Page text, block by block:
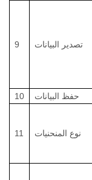
9 تصدير البيانات
10
حفظ البيانات
11 نوع المنحنيات